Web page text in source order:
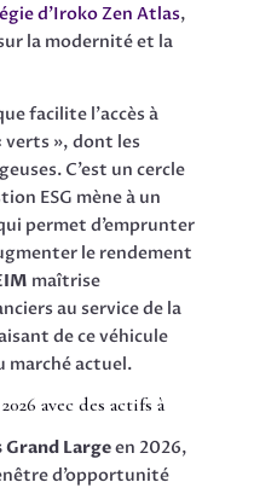
d’Iroko Zen Atlas,
la modernité et la
facilite l’accès à
», dont les
C’est un cercle
ESG mène à un
permet d’emprunter
le rendement
maîtrise
au service de la
de ce véhicule
marché actuel.
avec des actifs à
Grand Largeen 2026,
d’opportunité